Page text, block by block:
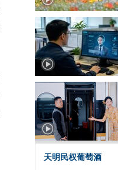
天明民权葡萄酒